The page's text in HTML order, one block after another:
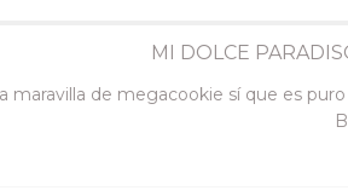
MI DOLCE
maravilla de megacookie sí que es